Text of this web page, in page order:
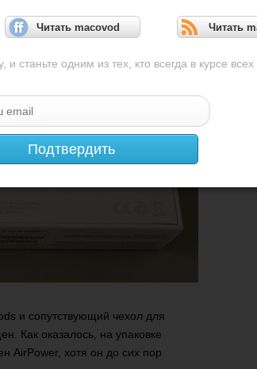
Читать macovod Читать
станьте одним из тех, кто всегда в курсе всех
Подтвердить
и сопутствующий чехол для
Как оказалось, на упаковке
AirPower, хотя он до сих пор